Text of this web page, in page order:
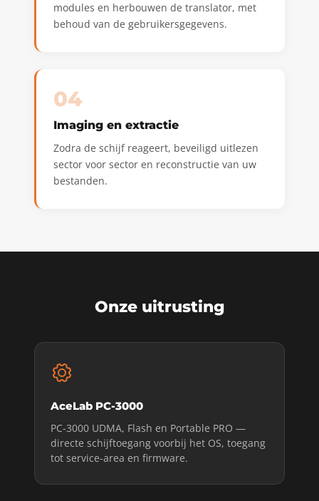
modules en herbouwen de translator, met
behoud van de gebruikersgegevens.
04
Imaging en extractie
Zodra de schijf reageert, beveiligd uitlezen
sector voor sector en reconstructie van uw
bestanden.
Onze uitrusting
AceLab PC-3000
PC-3000 UDMA, Flash en Portable PRO —
directe schijftoegang voorbij het OS, toegang
tot service-area en firmware.